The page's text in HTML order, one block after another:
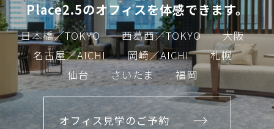
Place2.5のオフィスを体感できます。
日本橋／TOKYO 西葛西／TOKYO
大阪
名古屋／AICHI
岡崎／AICHI
札幌
仙台
さいたま 福岡
オフィス見学のご予約